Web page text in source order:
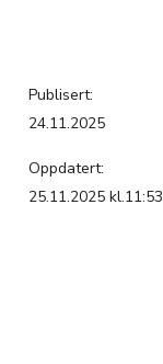
Publisert:
24.11.2025
Oppdatert:
25.11.2025 kl.11:53